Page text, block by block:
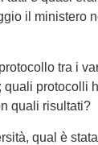
il ministero
tra i
quali protocolli
quali risultati?
qual è